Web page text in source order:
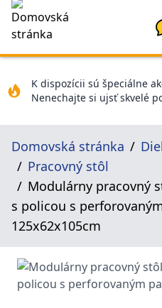
K dispozícii sú špeciálne
Nenechajte si ujsť skvelé
Domovská stránka
Pracovný stôl
Modulárny pracovný
s policou s
125x62x105cm